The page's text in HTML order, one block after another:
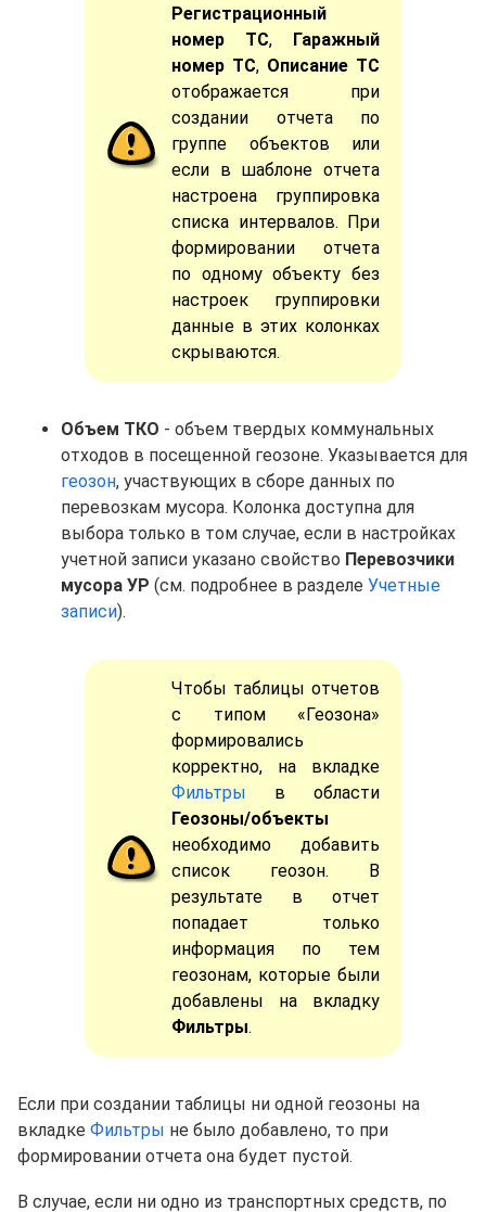
Регистрационный
номер ТС, Гаражный
номер ТС, Описание ТС
отображается при
создании отчета по
группе объектов или
если в шаблоне отчета
настроена группировка
списка интервалов. При
формировании отчета
по одному объекту без
настроек группировки
данные в этих колонках
скрываются.
Объем ТКО - объем твердых коммунальных
отходов в посещенной геозоне. Указывается для
геозон, участвующих в сборе данных по
перевозкам мусора. Колонка доступна для
выбора только в том случае, если в настройках
учетной записи указано свойство Перевозчики
мусора УР (см. подробнее в разделе Учетные
записи).
Чтобы таблицы отчетов
с типом «Геозона»
формировались
корректно, на вкладке
Фильтры в области
Геозоны/объекты
необходимо добавить
список геозон. В
результате в отчет
попадает только
информация по тем
геозонам, которые были
добавлены на вкладку
Фильтры.
Если при создании таблицы ни одной геозоны на
вкладке Фильтры не было добавлено, то при
формировании отчета она будет пустой.
В случае, если ни одно из транспортных средств, по